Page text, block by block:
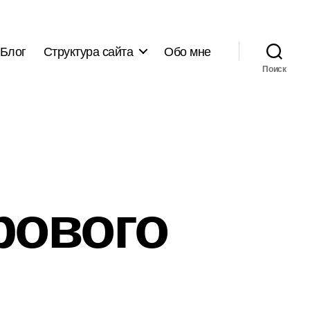
Блог Структура сайта Обо мне
Поиск